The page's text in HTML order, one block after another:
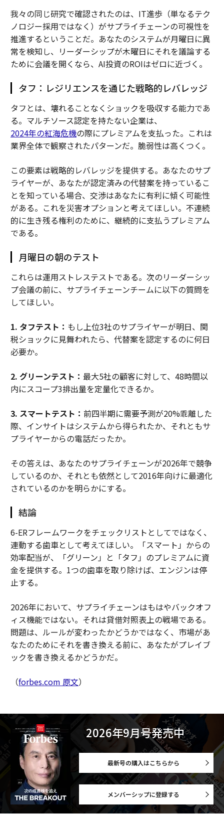
我々の同じ研究で確認されたのは、IT進歩（単なるテク
ノロジー採用ではなく）がサプライチェーンの可視性を
推進するということだ。あなたのシステムが月曜日に異
常を検知し、リーダーシップが木曜日にそれを議論する
ために会議を開くなら、AI投資のROIはゼロに近づく。
タフ：レジリエンスを通じた戦略的レバレッジ
タフとは、壊れることなくショックを吸収する能力であ
る。マルチソース認定を持たない企業は、
2024年の紅海危機の際にプレミアムを支払った。これは
業界全体で観察されたパターンだ。脆弱性は高くつく。
この要素は戦略的レバレッジを提供する。あなたのサプ
ライヤーが、あなたが認定済みの代替案を持っているこ
とを知っている場合、交渉はあなたに有利に傾く可能性
がある。これを災害オプションと考えてほしい。不連続
的に生き残る権利のために、継続的に支払うプレミアム
である。
月曜日の朝のテスト
これらは運用ストレステストである。次のリーダーシッ
プ会議の前に、サプライチェーンチームに以下の質問を
してほしい。
1. タフテスト： もし上位3社のサプライヤーが明日、関
税ショックに見舞われたら、代替案を認定するのに何日
必要か。
2. グリーンテスト： 最大5社の顧客に対して、48時間以
内にスコープ3排出量を定量化できるか。
3. スマートテスト： 前四半期に需要予測が20%乖離した
際、インサイトはシステムから得られたか、それともサ
プライヤーからの電話だったか。
その答えは、あなたのサプライチェーンが2026年で競争
しているのか、それとも依然として2016年向けに最適化
されているのかを明らかにする。
結論
6-ERフレームワークをチェックリストとしてではなく、
連動する歯車として考えてほしい。「スマート」からの
効率配当が、「グリーン」と「タフ」のプレミアムに資
金を提供する。1つの歯車を取り除けば、エンジンは停
止する。
2026年において、サプライチェーンはもはやバックオフ
ィス機能ではない。それは貸借対照表上の戦場である。
問題は、ルールが変わったかどうかではなく、市場があ
なたのためにそれを書き換える前に、あなたがプレイブ
ックを書き換えるかどうかだ。
（forbes.com 原文）
2026年9月号発売中
最新号の購入はこちらから
メンバーシップに登録する